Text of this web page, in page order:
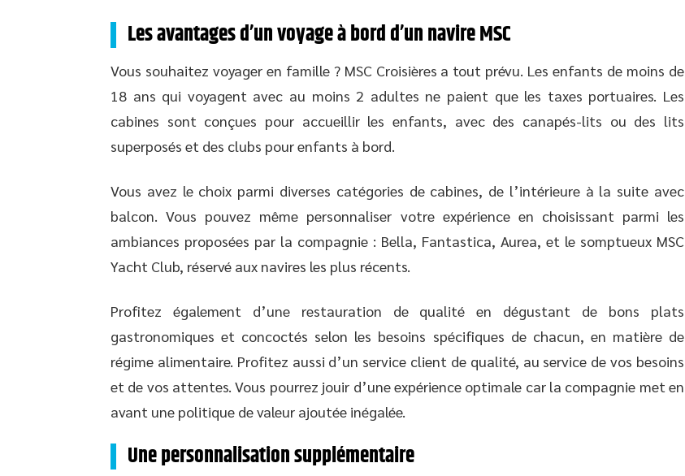
Les avantages d’un voyage à bord d’un navire MSC
Vous souhaitez voyager en famille ? MSC Croisières a tout prévu. Les enfants de moins de
18 ans qui voyagent avec au moins 2 adultes ne paient que les taxes portuaires. Les
cabines sont conçues pour accueillir les enfants, avec des canapés-lits ou des lits
superposés et des clubs pour enfants à bord.
Vous avez le choix parmi diverses catégories de cabines, de l’intérieure à la suite avec
balcon. Vous pouvez même personnaliser votre expérience en choisissant parmi les
ambiances proposées par la compagnie : Bella, Fantastica, Aurea, et le somptueux MSC
Yacht Club, réservé aux navires les plus récents.
Profitez également d’une restauration de qualité en dégustant de bons plats
gastronomiques et concoctés selon les besoins spécifiques de chacun, en matière de
régime alimentaire. Profitez aussi d’un service client de qualité, au service de vos besoins
et de vos attentes. Vous pourrez jouir d’une expérience optimale car la compagnie met en
avant une politique de valeur ajoutée inégalée.
Une personnalisation supplémentaire